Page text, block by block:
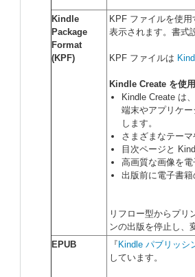
Kindle
Package
Format
(KPF)
KPF ファイルを使
表示されます。書式
KPF ファイルは
Kindle Create を使
Kindle Create は
端末やアプリケ
します。
さまざまなテー
目次ページと
高画質な画像を電
出版前に電子書籍
リフロー型からプリ
ンの出版を停止し、
EPUB 『 Kindle パブリッシ
しています。